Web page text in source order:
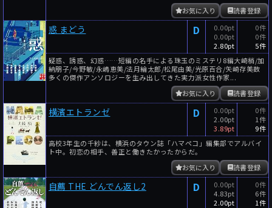
読書登録
お気に入り
惑 まどう D
0.00pt
0.00pt
2.80pt
0件
0件
5件
疑惑、誘惑、幻惑……短編の名手による珠玉のミステリ8編大崎梢/加
納朋子/今野敏/永嶋恵美/法月綸太郎/松尾由美/光原百合/矢崎存美数
多くの傑作アンソロジーを生み出してきた実力派女性作家...
読書登録
お気に入り
横濱エトランゼ D
0.00pt
2.00pt
3.89pt
0件
1件
9件
高校3年生の千紗は、横浜のタウン誌「ハマペコ」編集部でアルバイ
ト中。初恋の相手、善正と働きたかったからだ。
読書登録
お気に入り
自薦 THE どんでん返し2 D
0.00pt
4.83pt
2.00pt
0件
6件
1件